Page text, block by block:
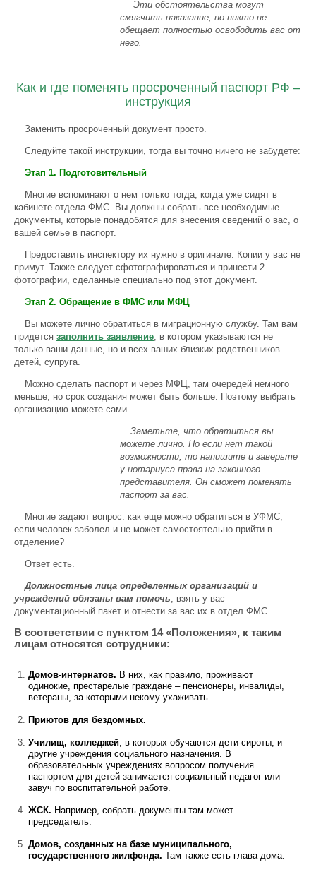
Эти обстоятельства могут
смягчить наказание, но никто не
обещает полностью освободить вас от
него.
Как и где поменять просроченный паспорт РФ –
инструкция
Заменить просроченный документ просто.
Следуйте такой инструкции, тогда вы точно ничего не забудете:
Этап 1. Подготовительный
Многие вспоминают о нем только тогда, когда уже сидят в
кабинете отдела ФМС. Вы должны собрать все необходимые
документы, которые понадобятся для внесения сведений о вас, о
вашей семье в паспорт.
Предоставить инспектору их нужно в оригинале. Копии у вас не
примут. Также следует сфотографироваться и принести 2
фотографии, сделанные специально под этот документ.
Этап 2. Обращение в ФМС или МФЦ
Вы можете лично обратиться в миграционную службу. Там вам
придется заполнить заявление, в котором указываются не
только ваши данные, но и всех ваших близких родственников –
детей, супруга.
Можно сделать паспорт и через МФЦ, там очередей немного
меньше, но срок создания может быть больше. Поэтому выбрать
организацию можете сами.
Заметьте, что обратиться вы
можете лично. Но если нет такой
возможности, то напишите и заверьте
у нотариуса права на законного
представителя. Он сможет поменять
паспорт за вас.
Многие задают вопрос: как еще можно обратиться в УФМС,
если человек заболел и не может самостоятельно прийти в
отделение?
Ответ есть.
Должностные лица определенных организаций и
учреждений обязаны вам помочь, взять у вас
документационный пакет и отнести за вас их в отдел ФМС.
В соответствии с пунктом 14 «Положения», к таким
лицам относятся сотрудники:
Домов-интернатов. В них, как правило, проживают
одинокие, престарелые граждане – пенсионеры, инвалиды,
ветераны, за которыми некому ухаживать.
Приютов для бездомных.
Училищ, колледжей, в которых обучаются дети-сироты, и
другие учреждения социального назначения. В
образовательных учреждениях вопросом получения
паспортом для детей занимается социальный педагог или
завуч по воспитательной работе.
ЖСК. Например, собрать документы там может
председатель.
Домов, созданных на базе муниципального,
государственного жилфонда. Там также есть глава дома.